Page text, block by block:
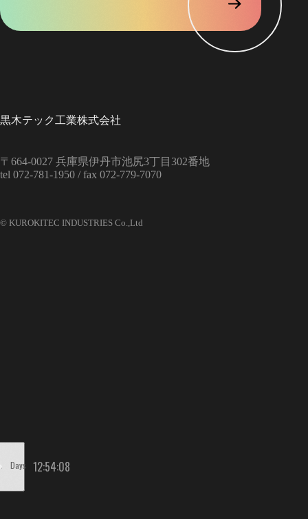
黒木テック工業株式会社
〒664‑0027 兵庫県伊丹市池尻3丁目302番地
tel 072-781-1950 /fax 072-779-7070
© KUROKITEC INDUSTRIES Co.,Ltd
Days 12:54:08